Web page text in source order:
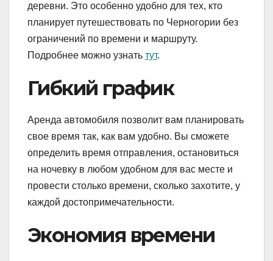
деревни. Это особенно удобно для тех, кто
планирует путешествовать по Черногории без
ограничений по времени и маршруту.
Подробнее можно узнать тут.
Гибкий график
Аренда автомобиля позволит вам планировать
свое время так, как вам удобно. Вы сможете
определить время отправления, остановиться
на ночевку в любом удобном для вас месте и
провести столько времени, сколько захотите, у
каждой достопримечательности.
Экономия времени